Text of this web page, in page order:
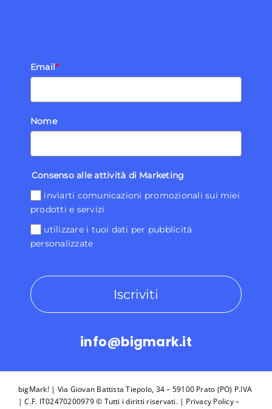
Email*
Nome
Consenso alle attività di Marketing
inviarti comunicazioni promozionali sui miei
prodotti e servizi
utilizzare i tuoi dati per pubblicità
personalizzate
Iscriviti
info@bigmark.it
bigMark! | Via Giovan Battista Tiepolo, 34 – 59100 Prato (PO) P.IVA
| C.F. IT02470200979 © Tutti i diritti riservati. | Privacy Policy–